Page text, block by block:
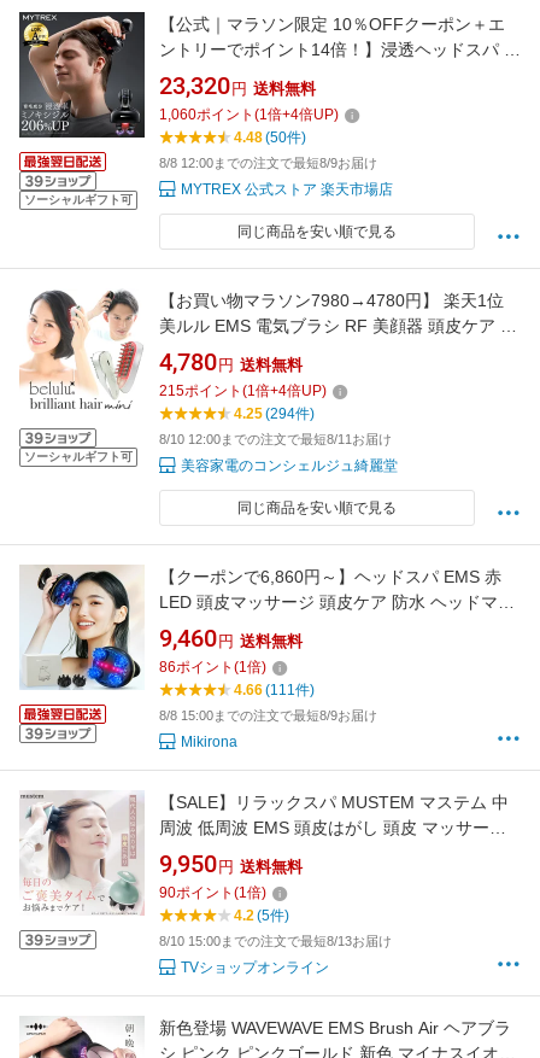
ソーシャルギフト可
【公式｜マラソン限定 10％OFFクーポン＋エ
ントリーでポイント14倍！】浸透ヘッドスパ メ
ンズ 頭皮 ヘッドマッサージ 育毛 ミノキシジル
導入導出 EMS 赤色LED 【公式】MYTREX
HEAD SPA DEEP X ヘアケア フェイスケア リ
フトケア 頭皮ケア 電動頭皮ブラシ スカルプ 美
顔器
23,320 円 送料無料
1,060ポイント (1倍+4倍UP)
4.48(50件)
8/8 12:00までの注文で最短8/9お届け
MYTREX 公式ストア 楽天市場店
同じ商品を安い順で見る
ソーシャルギフト可
【お買い物マラソン7980→4780円】 楽天1位
美ルル EMS 電気ブラシ RF 美顔器 頭皮ケア ブ
リリアントヘアーミニ 赤色LED 電動 スカルプ
ケア ヘッドスパ スカルプエステ 髪のハリコシ
温感 敬老の日 ギフト 防水 男女兼用
4,780 円 送料無料
215ポイント (1倍+4倍UP)
4.25(294件)
8/10 12:00までの注文で最短8/11お届け
美容家電のコンシェルジュ綺麗堂
同じ商品を安い順で見る
【クーポンで6,860円～】ヘッドスパ EMS 赤
LED 頭皮マッサージ 頭皮ケア 防水 ヘッドマッ
サージャー 3D技術 サロン級 IPX7防水 頭皮ブ
ラシ 美容 自宅 美肌美髪 乾湿両用 リラックス
睡眠改善 抜け毛防止 男女兼用 美顔器 お風呂
USB充電 ボディ両用 母の日
9,460 円 送料無料
86ポイント (1倍)
4.66(111件)
8/8 15:00までの注文で最短8/9お届け
Mikirona
【SALE】リラックスパ MUSTEM マステム 中
周波 低周波 EMS 頭皮はがし 頭皮 マッサージ
自宅で簡単 ヘッドスパ リフトケア 頭皮ケア 頭
皮汚れ ヘッドマッサージ ヘッドマッサージャ
ー 固い頭皮 防水 IPX7 もみだし LEDスカルプ
＜フェイス用アタッチメント別売り＞
9,950 円 送料無料
90ポイント (1倍)
4.2(5件)
8/10 15:00までの注文で最短8/13お届け
TVショップオンライン
新色登場 WAVEWAVE EMS Brush Air ヘアブラ
シ ピンク ピンクゴールド 新色 マイナスイオン